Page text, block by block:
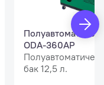
ODA-360AP
бак 12,5 л.